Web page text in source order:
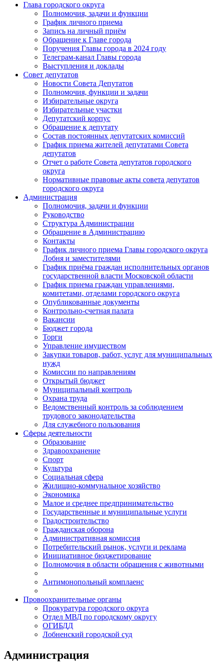
Глава городского округа
Полномочия, задачи и функции
График личного приема
Запись на личный приём
Обращение к Главе города
Поручения Главы города в 2024 году
Телеграм-канал Главы города
Выступления и доклады
Совет депутатов
Новости Совета Депутатов
Полномочия, функции и задачи
Избирательные округа
Избирательные участки
Депутатский корпус
Обращение к депутату
Состав постоянных депутатских комиссий
График приема жителей депутатами Совета
депутатов
Отчет о работе Совета депутатов городского
округа
Нормативные правовые акты совета депутатов
городского округа
Администрация
Полномочия, задачи и функции
Руководство
Структура Администрации
Обращение в Администрацию
Контакты
График личного приема Главы городского округа
Лобня и заместителями
График приёма граждан исполнительных органов
государственной власти Московской области
График приема граждан управлениями,
комитетами, отделами городского округа
Опубликованные документы
Контрольно-счетная палата
Вакансии
Бюджет города
Торги
Управление имуществом
Закупки товаров, работ, услуг для муниципальных
нужд
Комиссии по направлениям
Открытый бюджет
Муниципальный контроль
Охрана труда
Ведомственный контроль за соблюдением
трудового законодательства
Для служебного пользования
Сферы деятельности
Образование
Здравоохранение
Спорт
Культура
Социальная сфера
Жилищно-коммунальное хозяйство
Экономика
Малое и среднее предпринимательство
Государственные и муниципальные услуги
Градостроительство
Гражданская оборона
Административная комиссия
Потребительский рынок, услуги и реклама
Инициативное бюджетирование
Полномочия в области обращения с животными
Антимонопольный комплаенс
Провоохранительные органы
Прокуратура городского округа
Отдел МВД по городскому округу
ОГИБДД
Лобненский городской суд
Администрация